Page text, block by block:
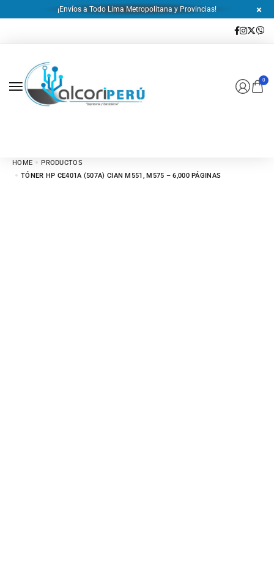
¡Envíos a Todo Lima Metropolitana y Provincias!
0
HOME
PRODUCTOS
TÓNER HP CE401A (507A) CIAN M551, M575 – 6,000 PÁGINAS